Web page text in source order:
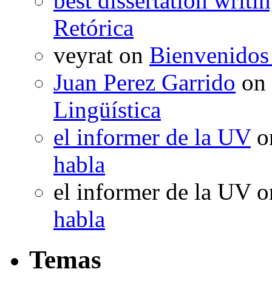
Retórica
veyrat on
Juan Perez Garrido on
Lingüística
el informer de la UV
habla
el informer de la UV
habla
Temas